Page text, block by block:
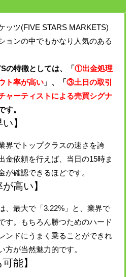
ッツ(FIVE STARS MARKETS)
ョンの中でもかなり人気のある
の特徴としては、「 ①出金処理
ト率が高い」、「 ③土日の取引
ャーティストによる売買シグナ
す。
】
界でトップクラスの速さを誇
金依頼を行えば、当日の15時ま
が確認できるほどです。
高い】
、最大で「3.22%」と、業界で
す。もちろん勝つためのハード
ンドにうまく乗ることができれ
方が当然魅力的です。
能】